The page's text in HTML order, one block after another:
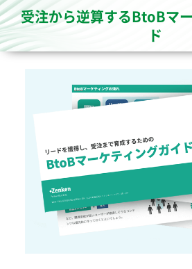
受注から逆算するBtoBマ
ド